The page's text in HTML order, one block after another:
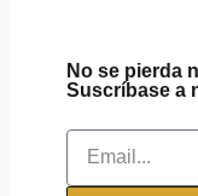
No se pierda
Suscríbase a